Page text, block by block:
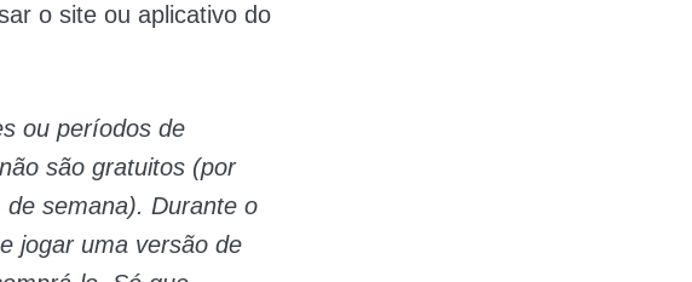
o site ou aplicativo do
ou períodos de
são gratuitos (por
semana). Durante o
jogar uma versão de